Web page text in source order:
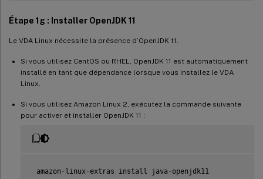
Étape 1g : Installer OpenJDK 11
Le VDA Linux nécessite la présence d’OpenJDK 11.
Si vous utilisez CentOS ou RHEL, OpenJDK 11 est automatiquement
installé en tant que dépendance lorsque vous installez le VDA
Linux.
Si vous utilisez Amazon Linux 2, exécutez la commande suivante
pour activer et installer OpenJDK 11 :
amazon - linux-extras install java- openjdk11